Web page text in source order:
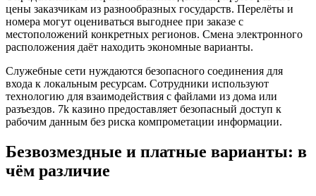
цены заказчикам из разнообразных государств. Перелёты и
номера могут оцениваться выгоднее при заказе с
местоположений конкретных регионов. Смена электронного
расположения даёт находить экономные варианты.
Служебные сети нуждаются безопасного соединения для
входа к локальным ресурсам. Сотрудники используют
технологию для взаимодействия с файлами из дома или
разъездов. 7k казино предоставляет безопасный доступ к
рабочим данным без риска компрометации информации.
Безвозмездные и платные варианты: в
чём различие